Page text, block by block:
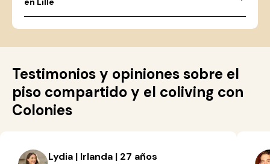
Testimonios y opiniones sobre el
piso compartido y el coliving con
Colonies
Lydia | Irlanda | 27 años